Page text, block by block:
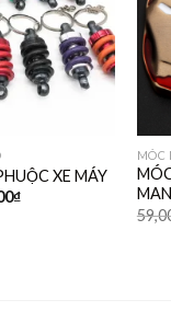
XE MÁY
₫
MÓC
MAN